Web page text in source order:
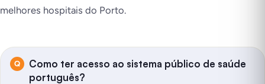
melhores hospitais do Porto.
Como ter acesso ao sistema público de saúde
português?